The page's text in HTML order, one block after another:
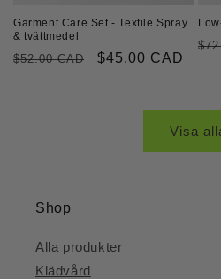
Garment Care Set - Textile Spray
& tvättmedel
Ordinarie
$52.00 CAD Försäljningspris
$45.00 CAD
Visa
Shop
Alla produkter
Klädvård